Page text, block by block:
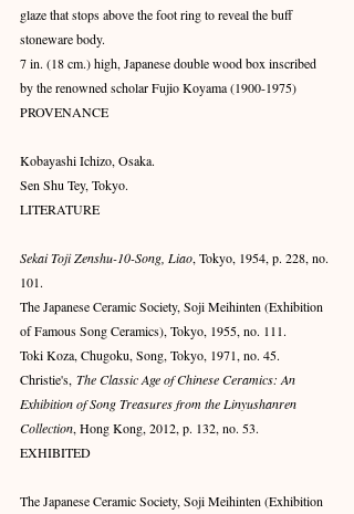
glaze that stops above the foot ring to reveal the buff
stoneware body.
7 in. (18 cm.) high, Japanese double wood box inscribed
by the renowned scholar Fujio Koyama (1900-1975)
PROVENANCE
Kobayashi Ichizo, Osaka.
Sen Shu Tey, Tokyo.
LITERATURE
Sekai Toji Zenshu-10-Song, Liao, Tokyo, 1954, p. 228, no.
101.
The Japanese Ceramic Society, Soji Meihinten (Exhibition
of Famous Song Ceramics), Tokyo, 1955, no. 111.
Toki Koza, Chugoku, Song, Tokyo, 1971, no. 45.
Christie's, The Classic Age of Chinese Ceramics: An
Exhibition of Song Treasures from the Linyushanren
Collection, Hong Kong, 2012, p. 132, no. 53.
EXHIBITED
The Japanese Ceramic Society, Soji Meihinten (Exhibition